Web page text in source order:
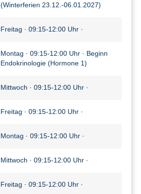
(Winterferien 23.12.-06.01.2027)
Freitag · 09:15-12:00 Uhr ·
Montag · 09:15-12:00 Uhr · Beginn
Endokrinologie (Hormone 1)
Mittwoch · 09:15-12:00 Uhr ·
Freitag · 09:15-12:00 Uhr ·
Montag · 09:15-12:00 Uhr ·
Mittwoch · 09:15-12:00 Uhr ·
Freitag · 09:15-12:00 Uhr ·